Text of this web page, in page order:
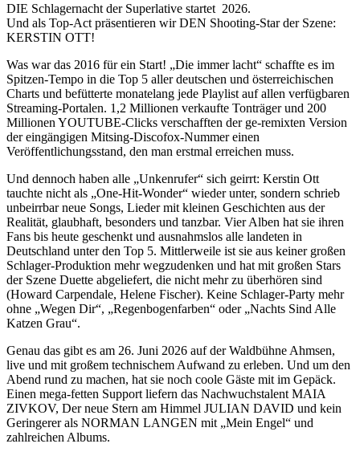
DIE Schlagernacht der Superlative startet 2026.
Und als Top-Act präsentieren wir DEN Shooting-Star der Szene:
KERSTIN OTT!
Was war das 2016 für ein Start! „Die immer lacht“ schaffte es im
Spitzen-Tempo in die Top 5 aller deutschen und österreichischen
Charts und befütterte monatelang jede Playlist auf allen verfügbaren
Streaming-Portalen. 1,2 Millionen verkaufte Tonträger und 200
Millionen YOUTUBE-Clicks verschafften der ge-remixten Version
der eingängigen Mitsing-Discofox-Nummer einen
Veröffentlichungsstand, den man erstmal erreichen muss.
Und dennoch haben alle „Unkenrufer“ sich geirrt: Kerstin Ott
tauchte nicht als „One-Hit-Wonder“ wieder unter, sondern schrieb
unbeirrbar neue Songs, Lieder mit kleinen Geschichten aus der
Realität, glaubhaft, besonders und tanzbar. Vier Alben hat sie ihren
Fans bis heute geschenkt und ausnahmslos alle landeten in
Deutschland unter den Top 5. Mittlerweile ist sie aus keiner großen
Schlager-Produktion mehr wegzudenken und hat mit großen Stars
der Szene Duette abgeliefert, die nicht mehr zu überhören sind
(Howard Carpendale, Helene Fischer). Keine Schlager-Party mehr
ohne „Wegen Dir“, „Regenbogenfarben“ oder „Nachts Sind Alle
Katzen Grau“.
Genau das gibt es am 26. Juni 2026 auf der Waldbühne Ahmsen,
live und mit großem technischem Aufwand zu erleben. Und um den
Abend rund zu machen, hat sie noch coole Gäste mit im Gepäck.
Einen mega-fetten Support liefern das Nachwuchstalent MAIA
ZIVKOV, Der neue Stern am Himmel JULIAN DAVID und kein
Geringerer als NORMAN LANGEN mit „Mein Engel“ und
zahlreichen Albums.